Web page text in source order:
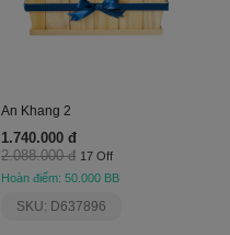
An Khang 2
1.740.000 đ
2.088.000 đ 17 Off
Hoàn điểm: 50.000 BB
SKU: D637896